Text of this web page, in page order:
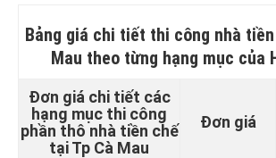
Bảng giá chi tiết thi công nhà
Mau theo từng hạng mục của
Đơn giá chi tiết các
hạng mục thi công
phần thô nhà tiền chế
tại Tp Cà Mau
Đơn giá